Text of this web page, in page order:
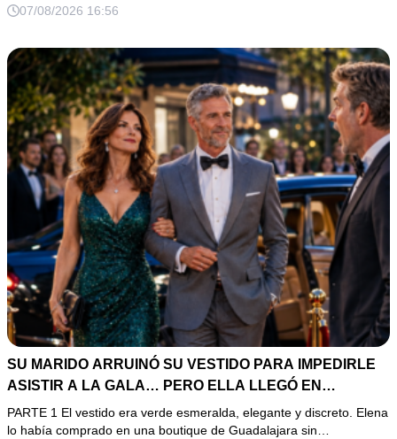
07/08/2026 16:56
SU MARIDO ARRUINÓ SU VESTIDO PARA IMPEDIRLE
ASISTIR A LA GALA… PERO ELLA LLEGÓ EN
LIMUSINA COMO INVITADA DE HONOR DEL DUEÑO DE
LA EMPRESA
PARTE 1 El vestido era verde esmeralda, elegante y discreto. Elena
lo había comprado en una boutique de Guadalajara sin…